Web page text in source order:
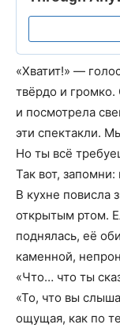
«Хватит!» —
твёрдо и громко.
и посмотрела
эти спектакли.
Но ты всё
Так вот,
В кухне повисла
открытым ртом.
поднялась, её
каменной,
«Что… что ты
«То, что вы
ощущая, как по